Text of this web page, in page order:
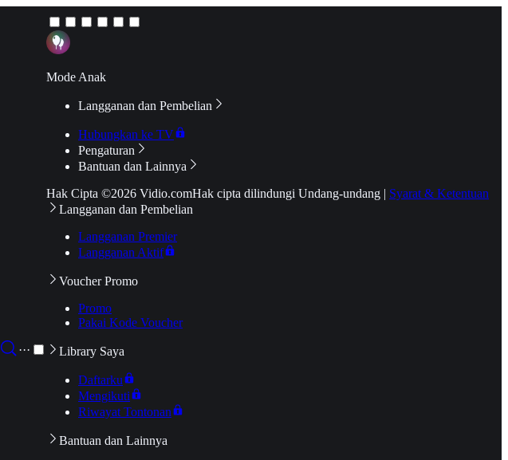
···
Mode Anak
Langganan dan Pembelian
Hubungkan ke TV
Pengaturan
Bantuan dan Lainnya
Hak Cipta ©2026 Vidio.comHak cipta dilindungi Undang-undang | Syarat & Ketentuan
Langganan dan Pembelian
Langganan Premier
Langganan Aktif
Voucher Promo
Promo
Pakai Kode Voucher
Library Saya
Daftarku
Mengikuti
Riwayat Tontonan
Bantuan dan Lainnya